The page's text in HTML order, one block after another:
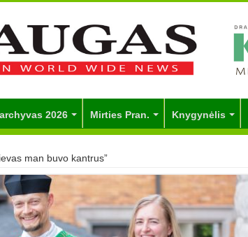
2026 Mirties Pran. Knygynėlis
man buvo kantrus”